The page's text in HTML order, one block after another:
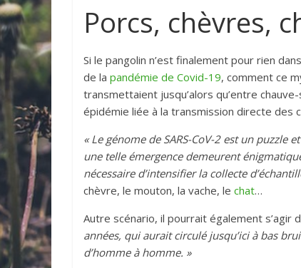
Porcs, chèvres,
Si le pangolin n’est finalement pour rien
de la pandémie de Covid-19, comment ce
transmettaient jusqu’alors qu’entre
épidémie liée à la transmission directe des
« Le génome de SARS-CoV-2 est un
une telle émergence demeurent
nécessaire d’intensifier la collecte
chèvre, le mouton, la vache, le chat…
Autre scénario, il pourrait également s’agir
années, qui aurait circulé jusqu’ici à bas
d’homme à homme. »